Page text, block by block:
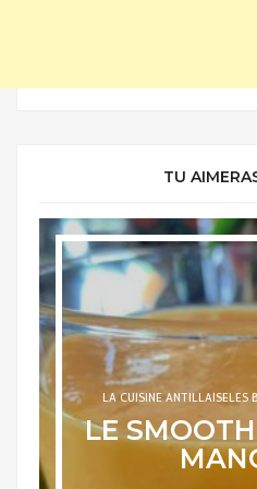
TU
LA CUISINE ANTILLAISELES
LE